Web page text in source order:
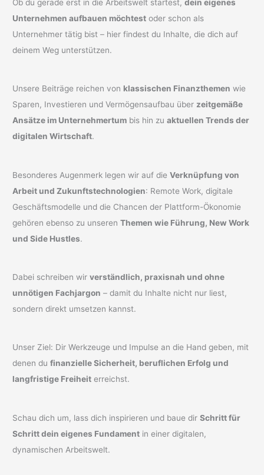
Ob du gerade erst in die Arbeitswelt startest,dein eigenes
Unternehmen aufbauen möchtest oder schon als
Unternehmer tätig bist – hier findest du Inhalte, die dich auf
deinem Weg unterstützen.
Unsere Beiträge reichen von klassischen Finanzthemen wie
Sparen, Investieren und Vermögensaufbau überzeitgemäße
Ansätze im Unternehmertum bis hin zuaktuellen Trends der
digitalen Wirtschaft.
Besonderes Augenmerk legen wir auf dieVerknüpfung von
Arbeit und Zukunftstechnologien: Remote Work, digitale
Geschäftsmodelle und die Chancen der Plattform-Ökonomie
gehören ebenso zu unserenThemen wie Führung, New Work
und Side Hustles.
Dabei schreiben wirverständlich, praxisnah und ohne
unnötigen Fachjargon – damit du Inhalte nicht nur liest,
sondern direkt umsetzen kannst.
Unser Ziel: Dir Werkzeuge und Impulse an die Hand geben, mit
denen dufinanzielle Sicherheit, beruflichen Erfolg und
langfristige Freiheit erreichst.
Schau dich um, lass dich inspirieren und baue dirSchritt für
Schritt dein eigenes Fundament in einer digitalen,
dynamischen Arbeitswelt.